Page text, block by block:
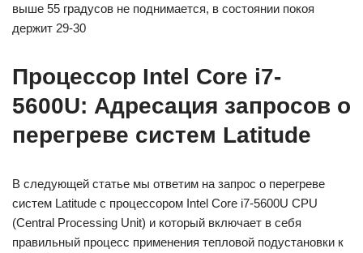
выше 55 градусов не поднимается, в состоянии покоя
держит 29-30
Процессор Intel Core i7-
5600U: Адресация запросов о
перегреве систем Latitude
В следующей статье мы ответим на запрос о перегреве
систем Latitude с процессором Intel Core i7-5600U CPU
(Central Processing Unit) и который включает в себя
правильный процесс применения тепловой подустановки к